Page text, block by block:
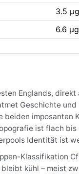
3.5
6.6
Englands,
Geschichte
beiden imposanten
ist flach
Identität ist
Klassifikation
kühl – meist